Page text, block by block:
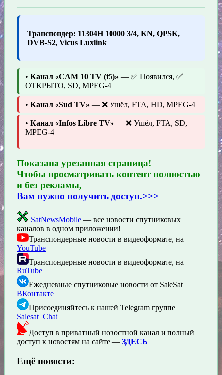
Транспондер: 11304H 10000 3/4, KN, QPSK,
DVB-S2, Vicus Luxlink
• Канал «CAM 10 TV (t5)» — ✅ Появился, ✅
ОТКРЫТО, SD, MPEG-4
• Канал «Sud TV» — ❌ Ушёл, FTA, HD, MPEG-4
• Канал «Infos Libre TV» — ❌ Ушёл, FTA, SD,
MPEG-4
Показана урезанная страница!
Чтобы просматривать контент полностью
и без рекламы,
Вам нужно получить доступ.>>>
SatNewsMobile — все новости спутниковых
каналов в одном приложении!
Транспондерные новости в видеоформате, на
YouTube
Транспондерные новости в видеоформате, на
RuTube
Ежедневные спутниковые новости от SaleSat
ВКонтакте
Присоединяйтесь к нашей Telegram группе
Salesat_Chat
Доступ в приватный новостной канал и полный
доступ к новостям на сайте — ЗДЕСЬ
Ещё новости: